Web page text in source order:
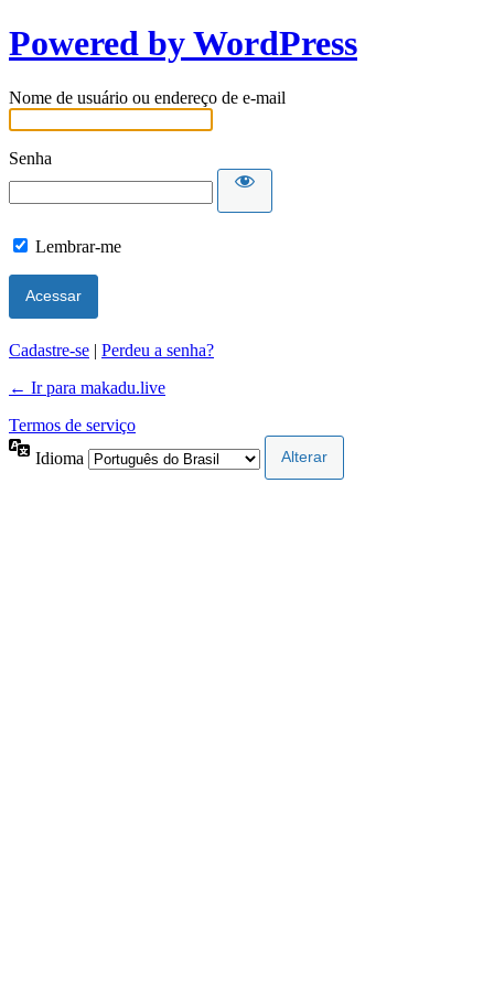
Powered by WordPress
Nome de usuário ou endereço de e-mail
Senha
Lembrar-me
Cadastre-se | Perdeu a senha?
← Ir para makadu.live
Termos de serviço
Idioma